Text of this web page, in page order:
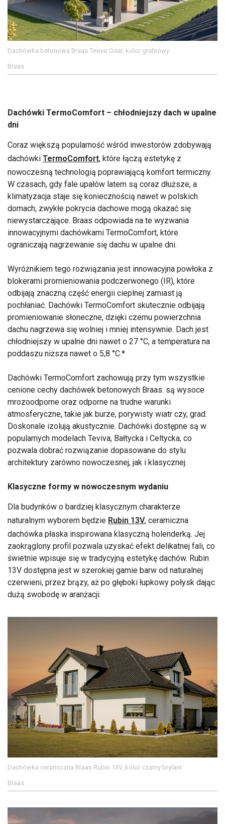
Dachówka betonowa Braas Teviva Cisar, kolor grafitowy
Braas
Dachówki TermoComfort – chłodniejszy dach w upalne
dni
Coraz większą popularność wśród inwestorów zdobywają
dachówki TermoComfort, które łączą estetykę z
nowoczesną technologią poprawiającą komfort termiczny.
W czasach, gdy fale upałów latem są coraz dłuższe, a
klimatyzacja staje się koniecznością nawet w polskich
domach, zwykłe pokrycia dachowe mogą okazać się
niewystarczające. Braas odpowiada na te wyzwania
innowacyjnymi dachówkami TermoComfort, które
ograniczają nagrzewanie się dachu w upalne dni.
Wyróżnikiem tego rozwiązania jest innowacyjna powłoka z
blokerami promieniowania podczerwonego (IR), które
odbijają znaczną część energii cieplnej zamiast ją
pochłaniać. Dachówki TermoComfort skutecznie odbijają
promieniowanie słoneczne, dzięki czemu powierzchnia
dachu nagrzewa się wolniej i mniej intensywnie. Dach jest
chłodniejszy w upalne dni nawet o 27 °C, a temperatura na
poddaszu niższa nawet o 5,8 °C.*
Dachówki TermoComfort zachowują przy tym wszystkie
cenione cechy dachówek betonowych Braas: są wysoce
mrozoodporne oraz odporne na trudne warunki
atmosferyczne, takie jak burze, porywisty wiatr czy, grad.
Doskonale izolują akustycznie. Dachówki dostępne są w
popularnych modelach Teviva, Bałtycka i Celtycka, co
pozwala dobrać rozwiązanie dopasowane do stylu
architektury zarówno nowoczesnej, jak i klasycznej.
Klasyczne formy w nowoczesnym wydaniu
Dla budynków o bardziej klasycznym charakterze
naturalnym wyborem będzie Rubin 13V, ceramiczna
dachówka płaska inspirowana klasyczną holenderką. Jej
zaokrąglony profil pozwala uzyskać efekt delikatnej fali, co
świetnie wpisuje się w tradycyjną estetykę dachów. Rubin
13V dostępna jest w szerokiej gamie barw od naturalnej
czerwieni, przez brązy, aż po głęboki łupkowy połysk dając
dużą swobodę w aranżacji.
Dachówka ceramiczna Braas Rubin 13V, kolor czarny brylant
Braas